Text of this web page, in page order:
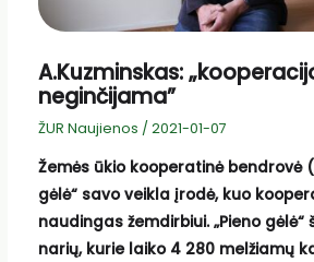
A.Kuzminskas:
neginčijama”
ŽUR Naujienos / 2021-01-07
Žemės ūkio kooperatinė bendrovė
gėlė“ savo veikla įrodė, kuo
naudingas žemdirbiui. „Pieno
narių, kurie laiko 4 280 melžiamų